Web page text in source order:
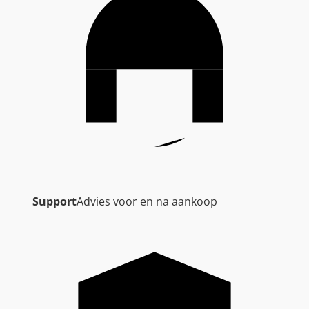
SupportAdvies voor en na aankoop